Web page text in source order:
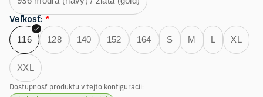
Veľkosť: *
116 128 140 152 164 S M L XL
XXL
Dostupnosť produktu v tejto konfigurácii: